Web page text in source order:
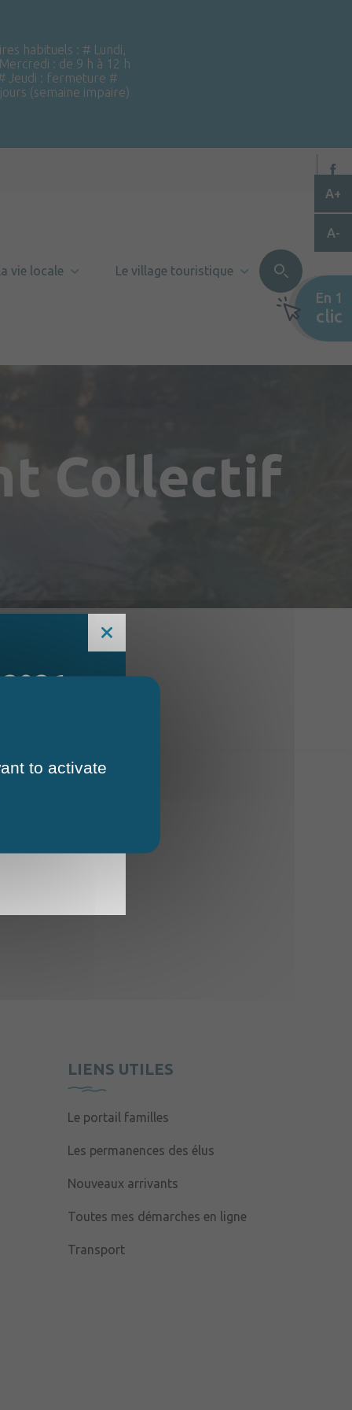
habituels : # Lundi,
: de 9 h à 12 h
Jeudi : fermeture #
(semaine impaire)
vie locale Le village touristique
Collectif
LIENS UTILES
Le portail familles
Les permanences des élus
Nouveaux arrivants
Toutes mes démarches en ligne
Transport
A+
A-
En 1
clic
to activate